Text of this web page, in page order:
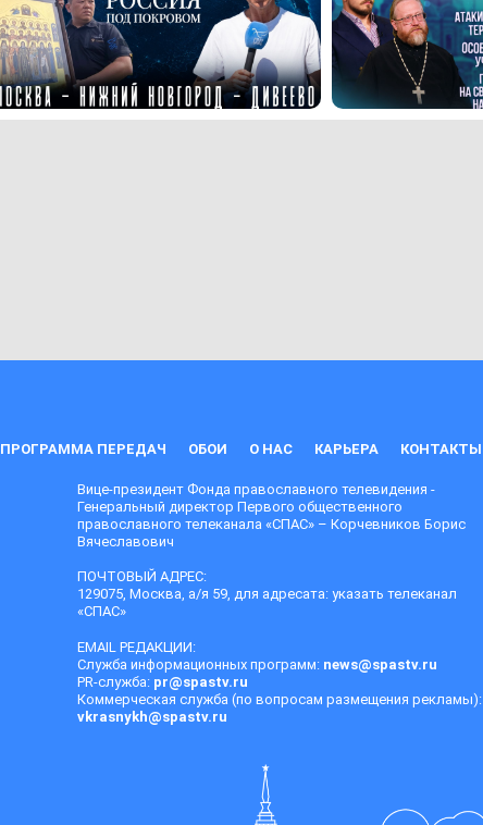
ПРОГРАММА ПЕРЕДАЧ ОБОИ О НАС КАРЬЕРА КОНТАКТЫ
Вице-президент Фонда православного телевидения -
Генеральный директор Первого общественного
православного телеканала «СПАС» – Корчевников Борис
Вячеславович
ПОЧТОВЫЙ АДРЕС:
129075, Москва, а/я 59, для адресата: указать телеканал
«СПАС»
EMAIL РЕДАКЦИИ:
Служба информационных программ: news@spastv.ru
PR-служба: pr@spastv.ru
Коммерческая служба (по вопросам размещения рекламы):
vkrasnykh@spastv.ru